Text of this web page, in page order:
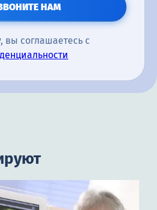
НАМ
вы соглашаетесь с